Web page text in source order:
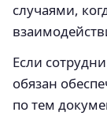
случаями,
Если
обязан
по тем